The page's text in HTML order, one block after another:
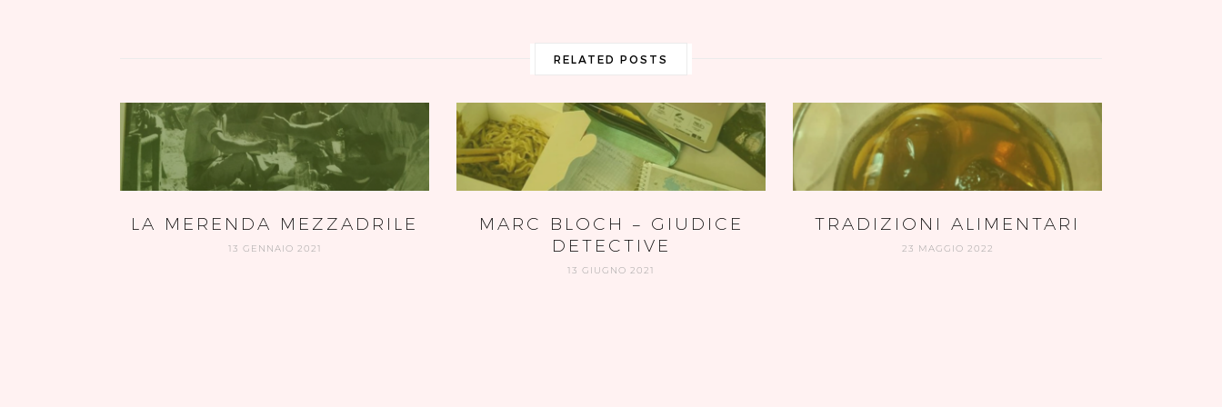
RELATED POSTS
LA MERENDA MEZZADRILE
13 GENNAIO 2021
MARC BLOCH – GIUDICE
DETECTIVE
13 GIUGNO 2021
TRADIZIONI ALIMENTARI
23 MAGGIO 2022